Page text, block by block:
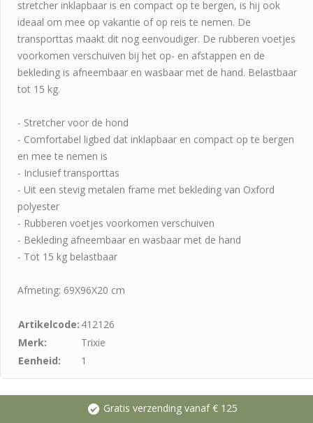
stretcher inklapbaar is en compact op te bergen, is hij ook
ideaal om mee op vakantie of op reis te nemen. De
transporttas maakt dit nog eenvoudiger. De rubberen voetjes
voorkomen verschuiven bij het op- en afstappen en de
bekleding is afneembaar en wasbaar met de hand. Belastbaar
tot 15 kg.
- Stretcher voor de hond
- Comfortabel ligbed dat inklapbaar en compact op te bergen
en mee te nemen is
- Inclusief transporttas
- Uit een stevig metalen frame met bekleding van Oxford
polyester
- Rubberen voetjes voorkomen verschuiven
- Bekleding afneembaar en wasbaar met de hand
- Tot 15 kg belastbaar
Afmeting: 69X96X20 cm
Artikelcode: 412126
Merk:
Trixie
Eenheid:
1
Gratis verzending vanaf € 125